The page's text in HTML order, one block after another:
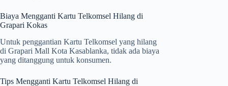
Biaya Mengganti Kartu Telkomsel Hilang di
Grapari Kokas
Untuk penggantian Kartu Telkomsel yang hilang
di Grapari Mall Kota Kasablanka, tidak ada biaya
yang ditanggung untuk konsumen.
Tips Mengganti Kartu Telkomsel Hilang di